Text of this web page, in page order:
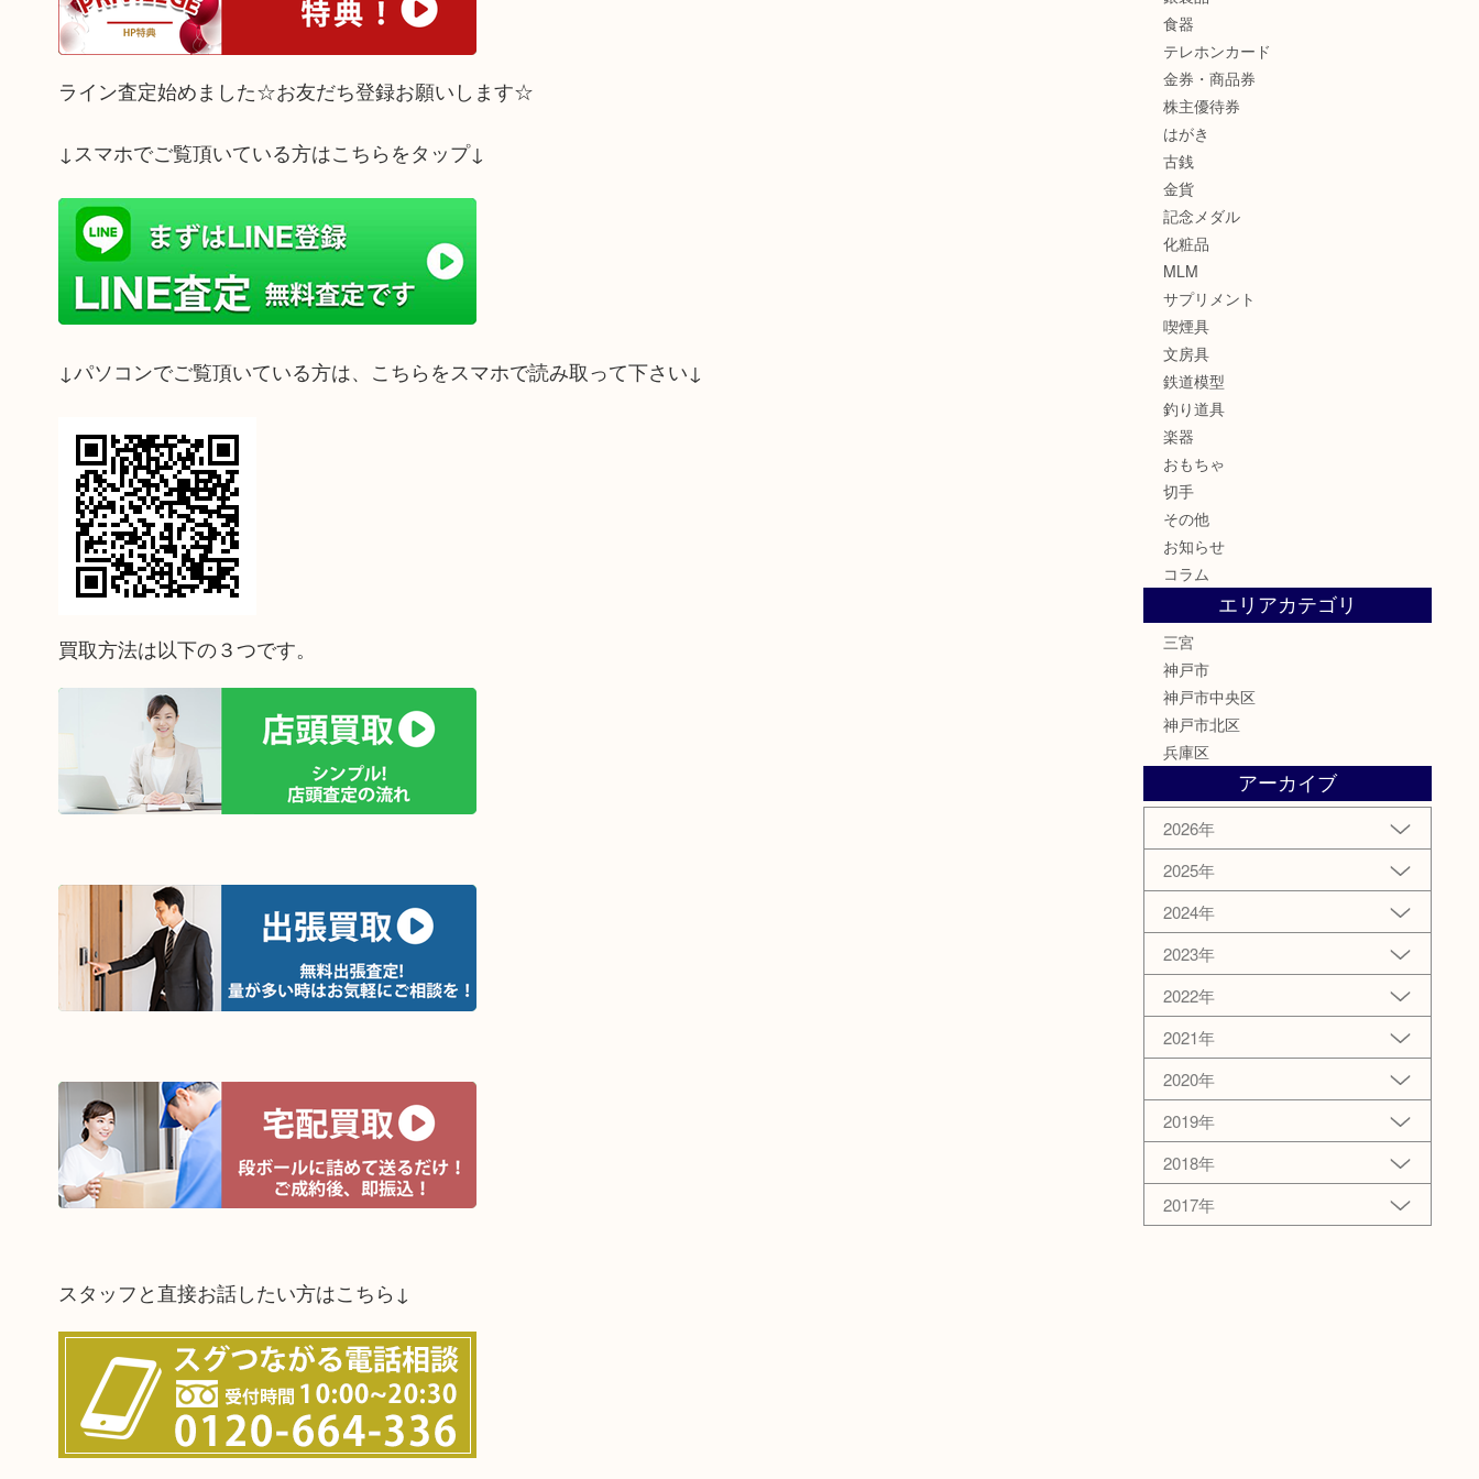
ライン査定始めました☆お友だち登録お願いします☆
↓スマホでご覧頂いている方はこちらをタップ↓
↓パソコンでご覧頂いている方は、こちらをスマホで読み取って下さい↓
買取方法は以下の３つです。
スタッフと直接お話したい方はこちら↓
食器
テレホンカード
金券・商品券
株主優待券
はがき
古銭
金貨
記念メダル
化粧品
MLM
サプリメント
喫煙具
文房具
鉄道模型
釣り道具
楽器
おもちゃ
切手
その他
お知らせ
コラム
エリアカテゴリ
三宮
神戸市
神戸市中央区
神戸市北区
兵庫区
アーカイブ
2026年
2025年
2024年
2023年
2022年
2021年
2020年
2019年
2018年
2017年